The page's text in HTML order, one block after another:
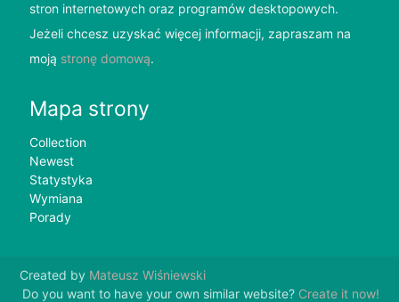
stron internetowych oraz programów desktopowych.
Jeżeli chcesz uzyskać więcej informacji, zapraszam na
moją stronę domową.
Mapa strony
Collection
Newest
Statystyka
Wymiana
Porady
Created by Mateusz Wiśniewski
Do you want to have your own similar website? Create it now!